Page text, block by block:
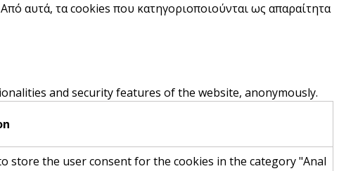
αυτά, τα cookies που κατηγοριοποιούνται ως απαραίτητα
and security features of the website, anonymously.
store the user consent for the cookies in the category "Anal